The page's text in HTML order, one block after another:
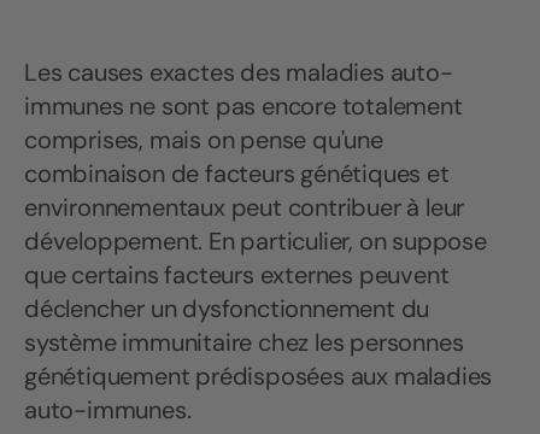
Les causes exactes des maladies auto-
immunes ne sont pas encore totalement
comprises, mais on pense qu'une
combinaison de facteurs génétiques et
environnementaux peut contribuer à leur
développement. En particulier, on suppose
que certains facteurs externes peuvent
déclencher un dysfonctionnement du
système immunitaire chez les personnes
génétiquement prédisposées aux maladies
auto-immunes.